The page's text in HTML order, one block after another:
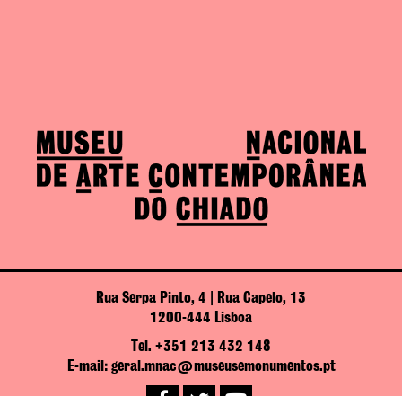
Rua Serpa Pinto, 4 | Rua Capelo, 13
1200-444 Lisboa
Tel. +351 213 432 148
E-mail: geral.mnac@museusemonumentos.pt